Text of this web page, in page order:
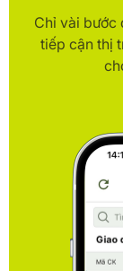
Chỉ vài bước
tiếp cận thị